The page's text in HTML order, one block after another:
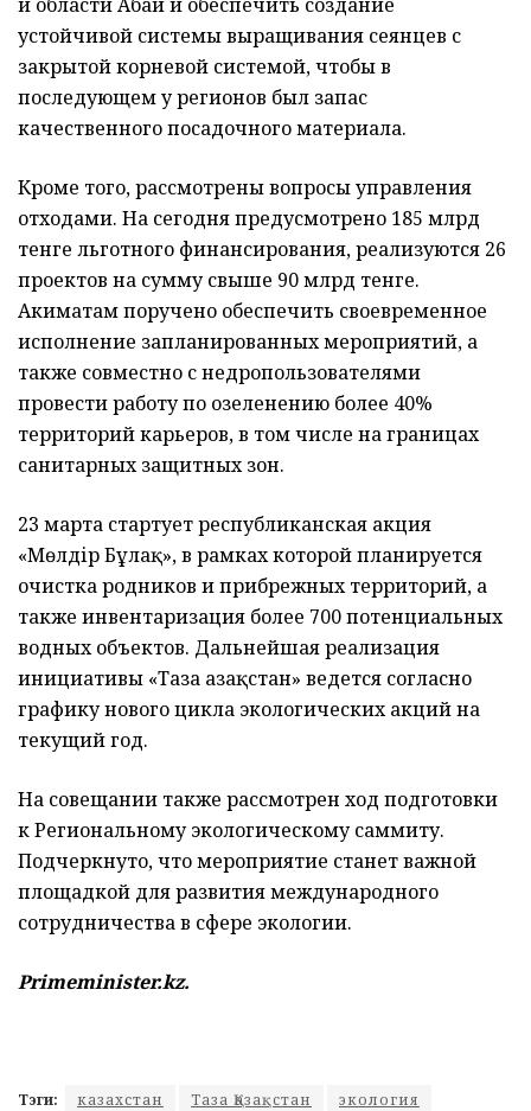
устойчивой системы выращивания сеянцев с
закрытой корневой системой, чтобы в
последующем у регионов был запас
качественного посадочного материала.
Кроме того, рассмотрены вопросы управления
отходами. На сегодня предусмотрено 185 млрд
тенге льготного финансирования, реализуются 26
проектов на сумму свыше 90 млрд тенге.
Акиматам поручено обеспечить своевременное
исполнение запланированных мероприятий, а
также совместно с недропользователями
провести работу по озеленению более 40%
территорий карьеров, в том числе на границах
санитарных защитных зон.
23 марта стартует республиканская акция
«Мөлдір Бұлақ», в рамках которой планируется
очистка родников и прибрежных территорий, а
также инвентаризация более 700 потенциальных
водных объектов. Дальнейшая реализация
инициативы «Таза Қазақстан» ведется согласно
графику нового цикла экологических акций на
текущий год.
На совещании также рассмотрен ход подготовки
к Региональному экологическому саммиту.
Подчеркнуто, что мероприятие станет важной
площадкой для развития международного
сотрудничества в сфере экологии.
Primeminister.kz.
Тэги: казахстан Таза Қазақстан экология